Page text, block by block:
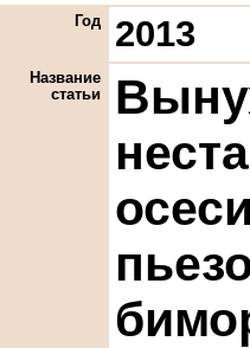
Год
2013
Название
статьи